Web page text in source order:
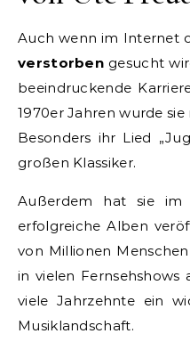
Auch wenn im Internet
verstorben gesucht
beeindruckende
1970er Jahren wurde
Besonders ihr Lied
großen Klassiker.
Außerdem hat sie im
erfolgreiche Alben
von Millionen
in vielen
viele Jahrzehnte ein
Musiklandschaft.